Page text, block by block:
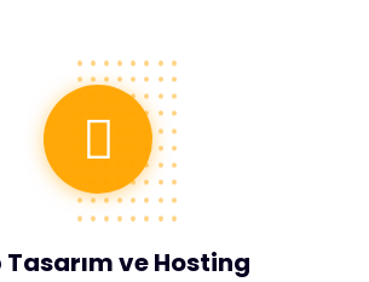
Tasarım ve Hosting